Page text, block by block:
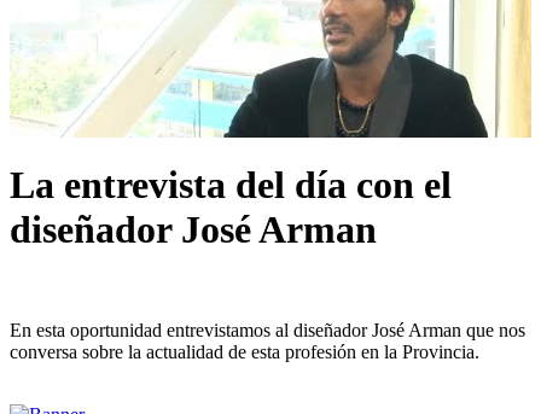
La entrevista del día con el
diseñador José Arman
En esta oportunidad entrevistamos al diseñador José Arman que nos
conversa sobre la actualidad de esta profesión en la Provincia.